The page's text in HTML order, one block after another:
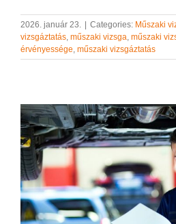
2026. január 23. Categories: Műszaki
vizsgáztatás, műszaki vizsga, műszaki
érvényessége, műszaki vizsgáztatás